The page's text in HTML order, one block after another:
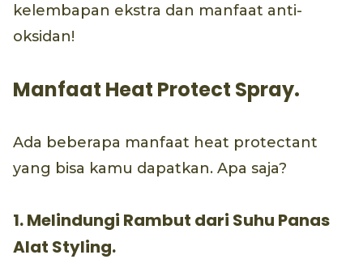
kelembapan ekstra dan manfaat anti-
oksidan!
Manfaat Heat Protect Spray.
Ada beberapa manfaat heat protectant
yang bisa kamu dapatkan. Apa saja?
1. Melindungi Rambut dari Suhu Panas
Alat Styling.